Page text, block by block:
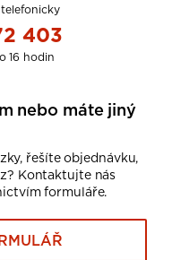
403
16 hodin
nebo máte jiný
řešíte objednávku,
Kontaktujte nás
formuláře.